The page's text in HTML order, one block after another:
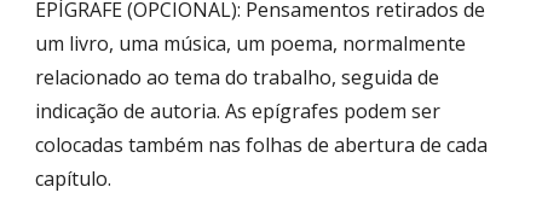
EPÍGRAFE (OPCIONAL): Pensamentos retirados de
um livro, uma música, um poema, normalmente
relacionado ao tema do trabalho, seguida de
indicação de autoria. As epígrafes podem ser
colocadas também nas folhas de abertura de cada
capítulo.